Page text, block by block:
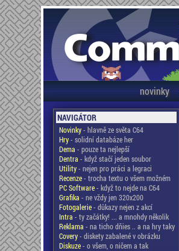
novinky
NAVIGÁTOR
Novinky- hlavně ze světa C64
Hry- solidní databáze her
Dema - pouze ta nejlepší
Dentra - když stačí jeden soubor
Utility- nejen pro práci a legraci
Recenze- trocha textu o všem možném
PC Software- když to nejde na C64
Grafika - ne vždy jen 320x200
Fotogalerie- důkazy nejen z akcí
Intra - ty začátky! ... a mnohdy několik
Reklama - na ticho dňies .. a na hry taky
Covery- diskety zabalené v obrázku
Diskuze- o všem, o ničem a tak